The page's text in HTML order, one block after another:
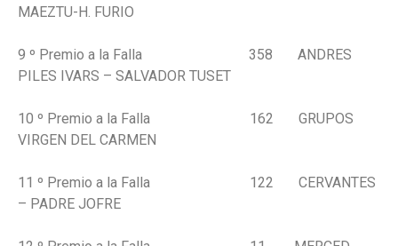
MAEZTU-H. FURIO
9 º Premio a la Falla 358 ANDRES
PILES IVARS – SALVADOR TUSET
10 º Premio a la Falla 162 GRUPOS
VIRGEN DEL CARMEN
11 º Premio a la Falla 122 CERVANTES
– PADRE JOFRE